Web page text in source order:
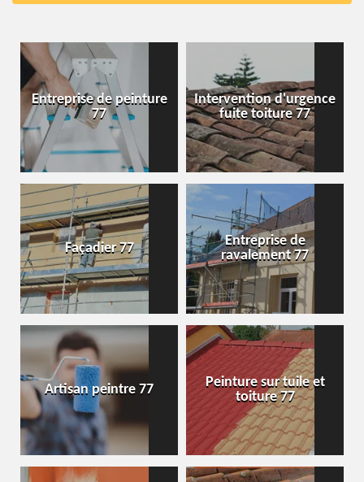
Entreprise de peinture
77
Intervention d'urgence
fuite toiture 77
Façadier 77
Entreprise de
ravalement 77
Artisan peintre 77
Peinture sur tuile et
toiture 77